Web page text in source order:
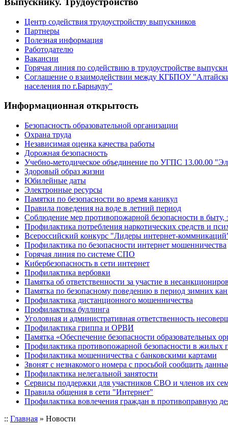
Центр содействия трудоустройству выпускников
Партнеры
Полезная информация
Работодателю
Вакансии
Горячая линия по содействию в трудоустройстве
Соглашение о взаимодействии между КГБПОУ
населения по г.Барнаулу"
Информационная открытость
Безопасность образовательной организации
Охрана труда
Независимая оценка качества работы
Дорожная безопасность
Учебно-методическое объединение по УГПС 13.00.00
Здоровый образ жизни
Юбилейные даты
Электронные ресурсы
Памятки по безопасности во время каникул
Правила поведения на воде в летний период
Соблюдение мер противопожарной безопасности в быту,
Профилактика потребления наркотических средств и
Всероссийский конкурс "Лидеры интернет-
Профилактика по безопасности интернет мошенничества
Горячая линия по системе СПО
Кибербезопасность в сети интернет
Профилактика вербовки
Памятка об ответственности за участие в
Памятка по безопасному поведению в период зимних
Профилактика дистанционного мошенничества
Профилактика буллинга
Уголовная и административная ответственность
Профилактика гриппа и ОРВИ
Памятка «Обеспечение безопасности образовательных
Профилактика противопожарной безопасности в жилых
Профилактика мошенничества с банковскими картами
Звонят с незнакомого номера с просьбой сообщить
Профилактика нелегальной занятости
Сервисы поддержки для участников СВО и членов их
Правила общения в сети "Интернет"
Профилактика вовлечения граждан в противоправную
:: Главная » Новости